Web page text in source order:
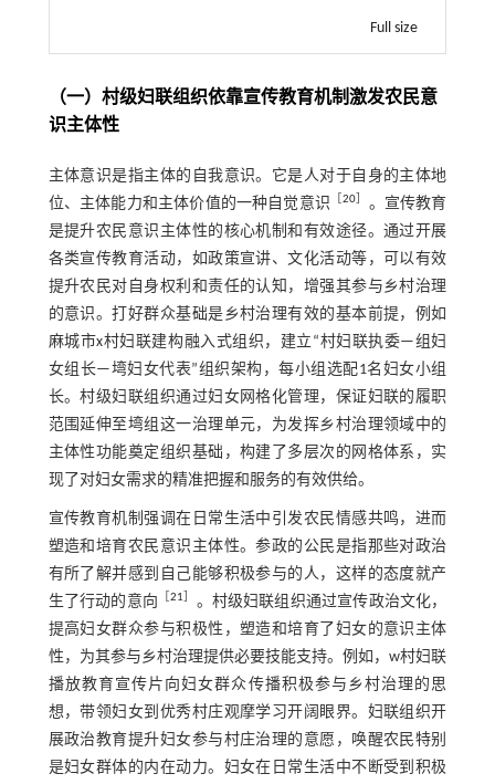
Full size
（一）村级妇联组织依靠宣传教育机制激发农民意
识主体性
主体意识是指主体的自我意识。它是人对于自身的主体地
位、主体能力和主体价值的一种自觉意识 ［20
。宣传教育
是提升农民意识主体性的核心机制和有效途径。通过开展
各类宣传教育活动，如政策宣讲、文化活动等，可以有效
提升农民对自身权利和责任的认知，增强其参与乡村治理
的意识。打好群众基础是乡村治理有效的基本前提，例如
麻城市x村妇联建构融入式组织，建立“村妇联执委—组妇
女组长—塆妇女代表”组织架构，每小组选配1名妇女小组
长。村级妇联组织通过妇女网格化管理，保证妇联的履职
范围延伸至塆组这一治理单元，为发挥乡村治理领域中的
主体性功能奠定组织基础，构建了多层次的网格体系，实
现了对妇女需求的精准把握和服务的有效供给。
宣传教育机制强调在日常生活中引发农民情感共鸣，进而
塑造和培育农民意识主体性。参政的公民是指那些对政治
有所了解并感到自己能够积极参与的人，这样的态度就产
生了行动的意向
［21
。村级妇联组织通过宣传政治文化，
提高妇女群众参与积极性，塑造和培育了妇女的意识主体
性，为其参与乡村治理提供必要技能支持。例如，w村妇联
播放教育宣传片向妇女群众传播积极参与乡村治理的思
想，带领妇女到优秀村庄观摩学习开阔眼界。妇联组织开
展政治教育提升妇女参与村庄治理的意愿，唤醒农民特别
是妇女群体的内在动力。妇女在日常生活中不断受到积极